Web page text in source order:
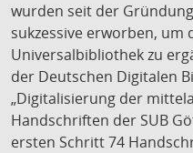
wurden seit der
sukzessive erworben, um
Universalbibliothek zu
der Deutschen Digitalen
„Digitalisierung der
Handschriften der SUB
ersten Schritt 74